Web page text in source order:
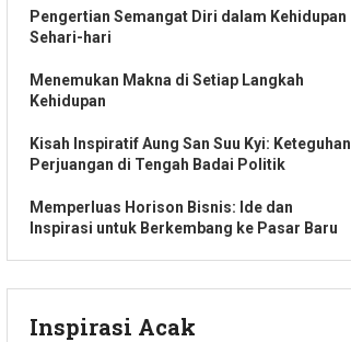
Pengertian Semangat Diri dalam Kehidupan
Sehari-hari
Menemukan Makna di Setiap Langkah
Kehidupan
Kisah Inspiratif Aung San Suu Kyi: Keteguhan
Perjuangan di Tengah Badai Politik
Memperluas Horison Bisnis: Ide dan
Inspirasi untuk Berkembang ke Pasar Baru
Inspirasi Acak